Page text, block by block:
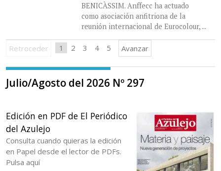
BENICÀSSIM. Anffecc ha actuado
como asociación anfitriona de la
reunión internacional de Eurocolour, ...
Retroceder 1 2 3 4 5 Avanzar
Julio/Agosto del 2026 Nº 297
Edición en PDF de El Periódico
del Azulejo
Consulta cuando quieras la edición
en Papel desde el lector de PDFs.
Pulsa aquí